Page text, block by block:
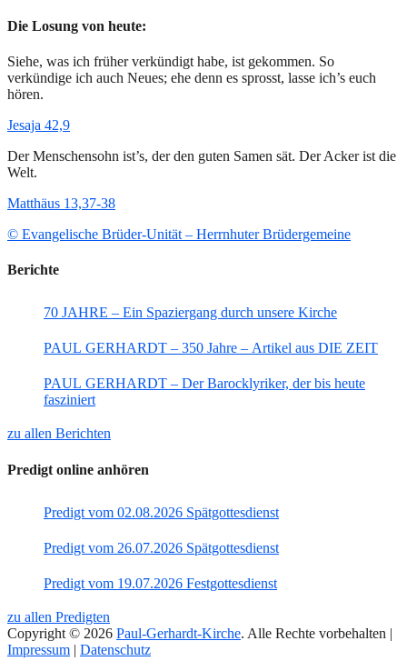
Die Losung von heute:
Siehe, was ich früher verkündigt habe, ist gekommen. So
verkündige ich auch Neues; ehe denn es sprosst, lasse ich’s euch
hören.
Jesaja 42,9
Der Menschensohn ist’s, der den guten Samen sät. Der Acker ist die
Welt.
Matthäus 13,37-38
© Evangelische Brüder-Unität – Herrnhuter Brüdergemeine
Berichte
70 JAHRE – Ein Spaziergang durch unsere Kirche
PAUL GERHARDT – 350 Jahre – Artikel aus DIE ZEIT
PAUL GERHARDT – Der Barocklyriker, der bis heute
fasziniert
zu allen Berichten
Predigt online anhören
Predigt vom 02.08.2026 Spätgottesdienst
Predigt vom 26.07.2026 Spätgottesdienst
Predigt vom 19.07.2026 Festgottesdienst
zu allen Predigten
Copyright © 2026 Paul-Gerhardt-Kirche. Alle Rechte vorbehalten |
Impressum | Datenschutz